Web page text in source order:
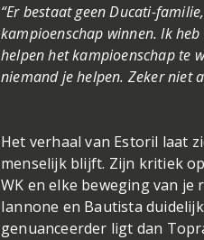
“Er bestaat geen Ducati-
kampioenschap winnen. Ik
helpen het kampioenschap te
niemand je helpen. Zeker niet
Het verhaal van Estoril laat
menselijk blijft. Zijn kritiek
WK en elke beweging van
Iannone en Bautista
genuanceerder ligt dan